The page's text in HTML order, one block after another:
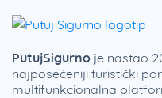
PutujSigurno je nastao
najposećeniji turistički
multifunkcionalna